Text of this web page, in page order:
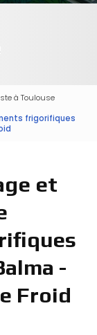
à Toulouse
frigorifiques
et
-
Froid